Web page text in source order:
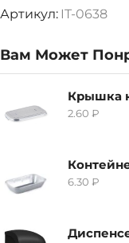
Артикул: IT-0638
Вам Может
2.60 ₽
6.30 ₽